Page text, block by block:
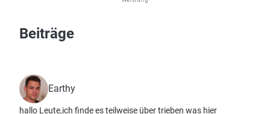
Beiträge
Earthy
hallo Leute,ich finde es teilweise über trieben was hier